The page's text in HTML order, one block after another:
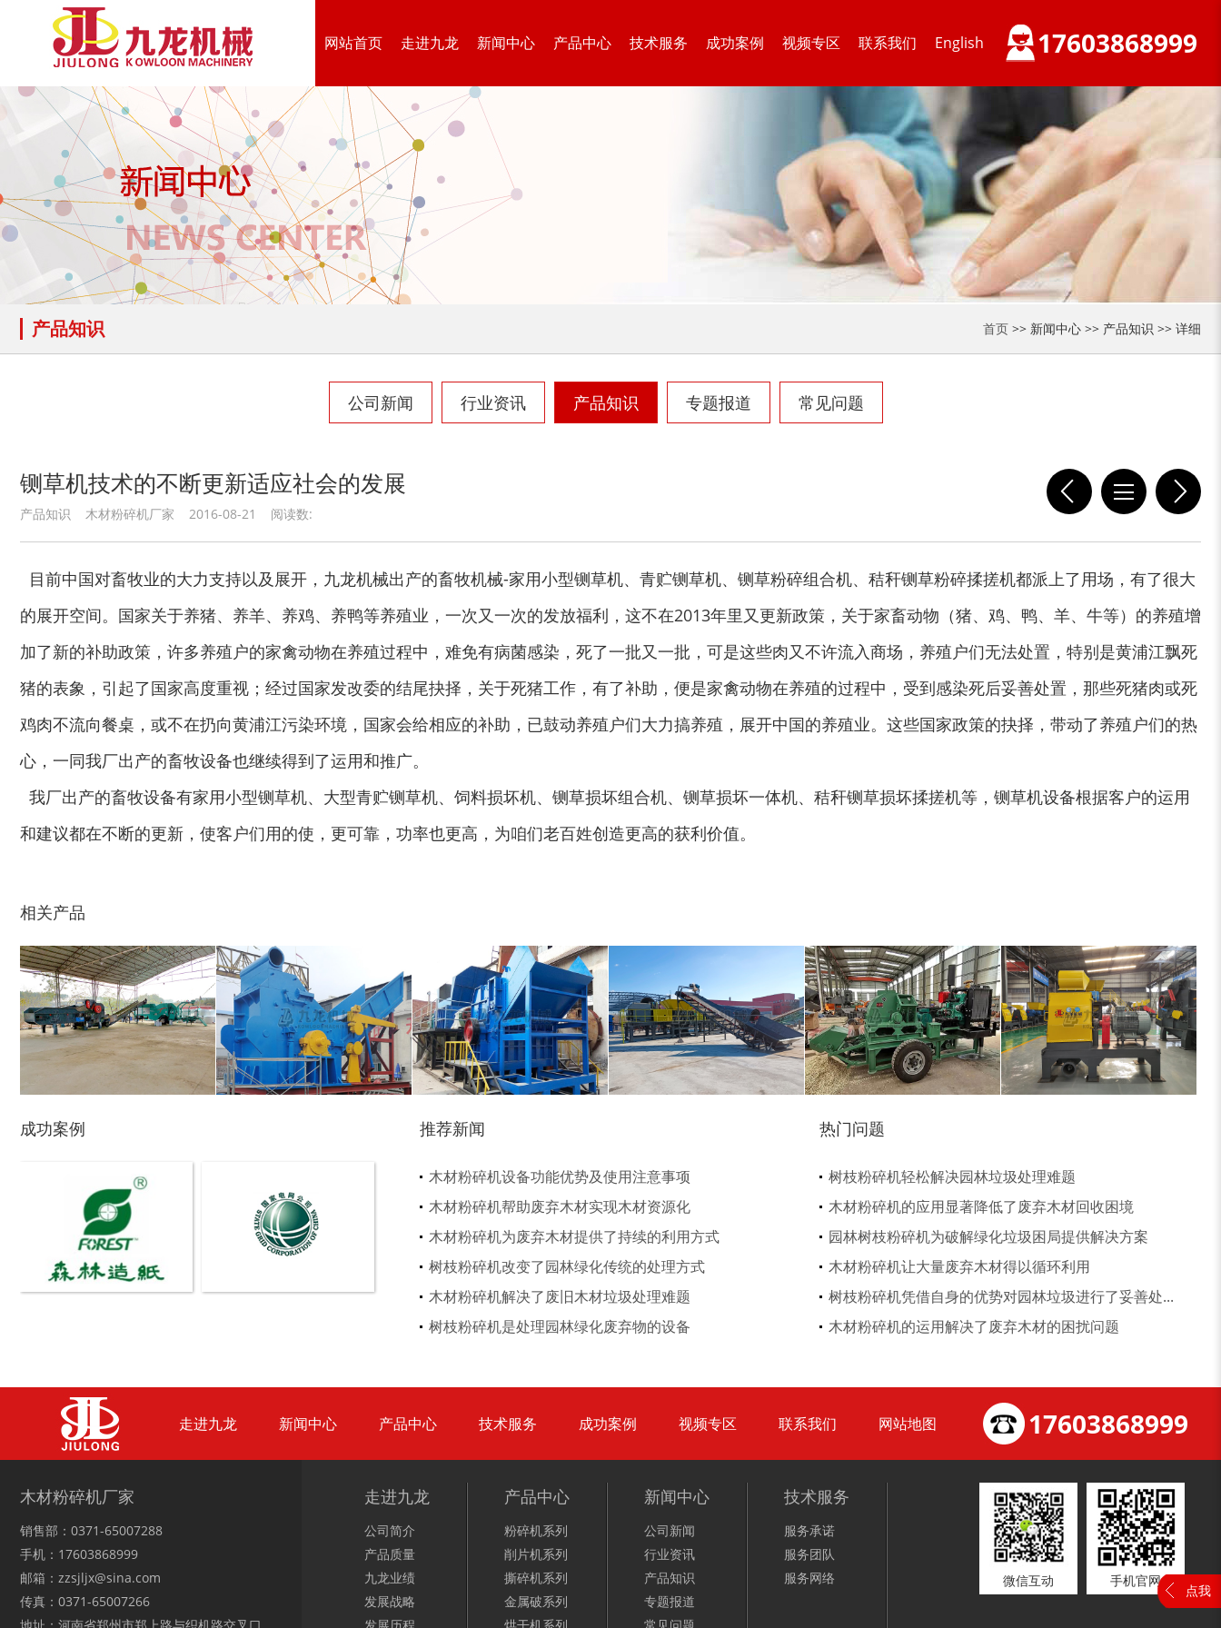
网站首页 走进九龙 新闻中心 产品中心 技术服务 成功案例 视频专区 联系我们 English 17603868999
产品知识 首页 >> 新闻中心 >> 产品知识 >> 详细
公司新闻 行业资讯 产品知识 专题报道 常见问题
铡草机技术的不断更新适应社会的发展
产品知识 木材粉碎机厂家 2016-08-21 阅读数:
目前中国对畜牧业的大力支持以及展开，九龙机械出产的畜牧机械-家用小型铡草机、青贮铡草机、铡草粉碎组合机、秸秆铡草粉碎揉搓机都派上了用场，有了很大
的展开空间。国家关于养猪、养羊、养鸡、养鸭等养殖业，一次又一次的发放福利，这不在2013年里又更新政策，关于家畜动物（猪、鸡、鸭、羊、牛等）的养殖增
加了新的补助政策，许多养殖户的家禽动物在养殖过程中，难免有病菌感染，死了一批又一批，可是这些肉又不许流入商场，养殖户们无法处置，特别是黄浦江飘死
猪的表象，引起了国家高度重视；经过国家发改委的结尾抉择，关于死猪工作，有了补助，便是家禽动物在养殖的过程中，受到感染死后妥善处置，那些死猪肉或死
鸡肉不流向餐桌，或不在扔向黄浦江污染环境，国家会给相应的补助，已鼓动养殖户们大力搞养殖，展开中国的养殖业。这些国家政策的抉择，带动了养殖户们的热
心，一同我厂出产的畜牧设备也继续得到了运用和推广。
我厂出产的畜牧设备有家用小型铡草机、大型青贮铡草机、饲料损坏机、铡草损坏组合机、铡草损坏一体机、秸秆铡草损坏揉搓机等，铡草机设备根据客户的运用
和建议都在不断的更新，使客户们用的使，更可靠，功率也更高，为咱们老百姓创造更高的获利价值。
相关产品
木材切片机 大型木材粉碎机 圆盘破碎机 大型稻草捆撕碎机... 金属撕碎机
生活垃圾破碎机 大型树枝粉碎机 锯末粉碎机 大件垃圾处理设备...
双轴撕碎机 树枝粉碎机 稻草破碎机 切枝机
木材撕碎机 RDF燃料生产设备 生活垃圾处理设备... 工业固废处理设备... 木材削片机 金属破碎机
生物质综合破碎机... 轮胎粉碎机 废钢破碎机 模板破碎机 装修垃圾处理设备... 废家电破碎机
秸秆沼气处理设备... 废旧汽车破碎机 摩托车破碎机 自行车破碎机 稻草揉丝机 易拉罐破碎机
彩钢瓦破碎机 大型铡草机 木屑粉碎机 水滴式粉碎机
气流烘干机 转筒烘干机 锯末烘干机 秸秆烘干机
盘式削片机 生物质秸秆破碎机...
成功案例 推荐新闻
木材粉碎机设备功能优势及使用注意事项
木材粉碎机帮助废弃木材实现木材资源化
木材粉碎机为废弃木材提供了持续的利用方式
树枝粉碎机改变了园林绿化传统的处理方式
木材粉碎机解决了废旧木材垃圾处理难题
树枝粉碎机是处理园林绿化废弃物的设备
热门问题
树枝粉碎机轻松解决园林垃圾处理难题
木材粉碎机的应用显著降低了废弃木材回收困境
园林树枝粉碎机为破解绿化垃圾困局提供解决方案
木材粉碎机让大量废弃木材得以循环利用
树枝粉碎机凭借自身的优势对园林垃圾进行了妥善处...
木材粉碎机的运用解决了废弃木材的困扰问题
走进九龙 新闻中心 产品中心 技术服务 成功案例 视频专区 联系我们 网站地图 17603868999
木材粉碎机厂家
销售部：0371-65007288
手机：17603868999
邮箱：zzsjljx@sina.com
传真：0371-65007266
走进九龙
公司简介
产品质量
九龙业绩
发展战略
产品中心
粉碎机系列
削片机系列
撕碎机系列
金属破系列
新闻中心
公司新闻
行业资讯
产品知识
专题报道
技术服务
服务承诺
服务团队
服务网络
微信互动 手机官网
点我